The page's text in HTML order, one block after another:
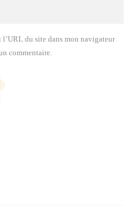
du site dans mon navigateur
commentaire.